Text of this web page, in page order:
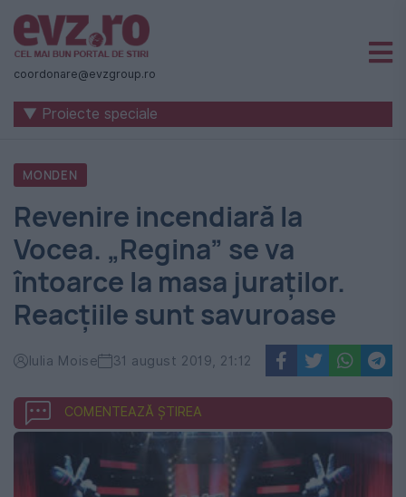
Știri
naționale
internaționale
România
-
Evenimentul
Zilei
coordonare@evzgroup.ro
▼ Proiecte speciale
MONDEN
Revenire incendiară la
Vocea. „Regina” se va
întoarce la masa juraților.
Reacțiile sunt savuroase
Iulia Moise 31 august 2019, 21:12
COMENTEAZĂ ȘTIREA